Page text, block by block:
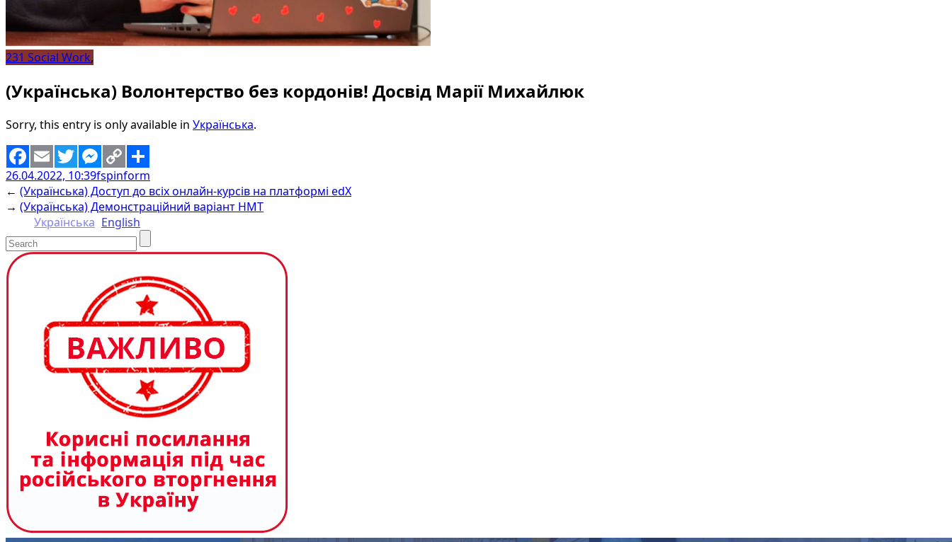
231 Social Work,
(Українська) Волонтерство без кордонів! Досвід Марії Михайлюк
Sorry, this entry is only available in Українська.
Facebook
EmailTwitterMessenger
Copy
Link
Share
26.04.2022, 10:39fspinform
← (Українська) Доступ до всіх онлайн-курсів на платформі edX
→ (Українська) Демонстраційний варіант НМТ
Українська English